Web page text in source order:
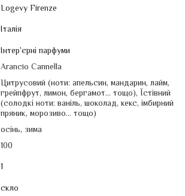
Logevy Firenze
Італія
Iнтер`єрні парфуми
Arancio Cannella
Цитрусовий (ноти: апельсин, мандарин, лайм,
грейпфрут, лимон, бергамот... тощо), Їстівний
(солодкі ноти: ваніль, шоколад, кекс, імбирний
пряник, морозиво... тощо)
осінь, зима
100
1
скло